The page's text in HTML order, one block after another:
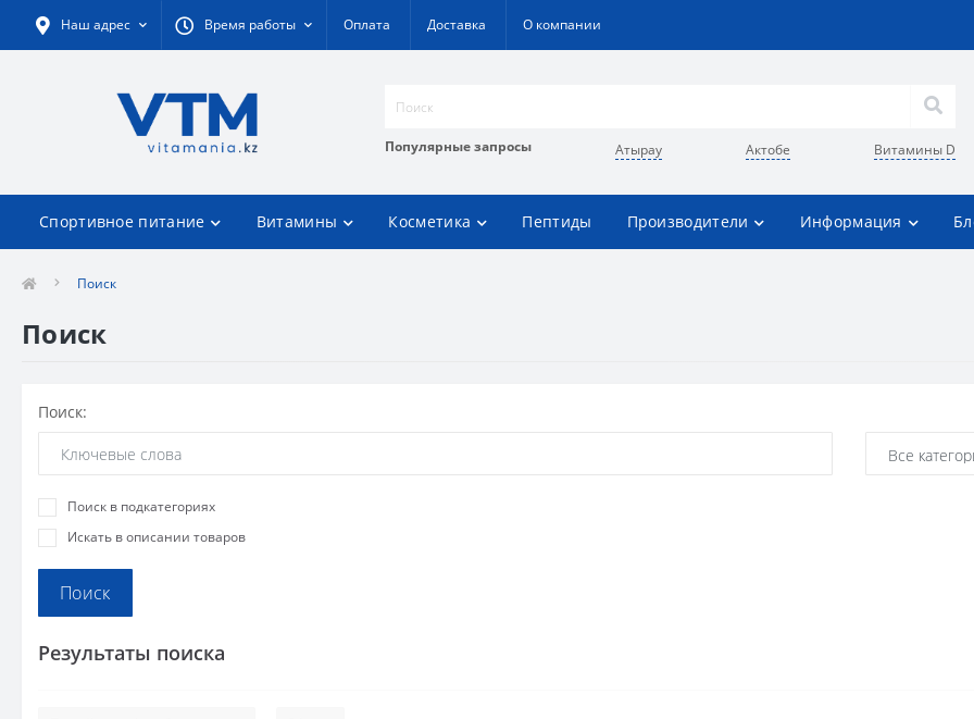
Наш адрес Время работы Оплата Доставка О компании
Популярные запросы Атырау Актобе Витамины D
Спортивное питание Витамины Косметика Пептиды Производители Информация
Поиск
Поиск
Поиск:
Поиск в подкатегориях
Искать в описании товаров
Результаты поиска